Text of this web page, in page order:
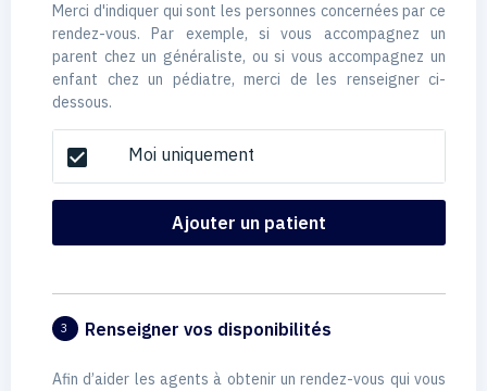
Merci d'indiquer qui sont les personnes concernées par ce
rendez-vous. Par exemple, si vous accompagnez un
parent chez un généraliste, ou si vous accompagnez un
enfant chez un pédiatre, merci de les renseigner ci-
dessous.
check_box Moi uniquement
Ajouter un patient
3 Renseigner vos disponibilités
Afin d’aider les agents à obtenir un rendez-vous qui vous